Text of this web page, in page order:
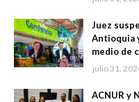
Juez
Antioquia
medio de
julio 31,
ACNUR y